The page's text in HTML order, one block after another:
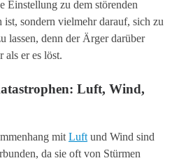
Einstellung zu dem störenden
ist, sondern vielmehr darauf, sich zu
lassen, denn der Ärger darüber
als er es löst.
Luft, Wind,
mit Luft und Wind sind
da sie oft von Stürmen